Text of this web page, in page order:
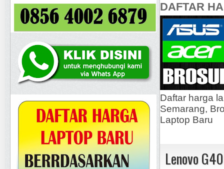
DAFTAR
Daftar harga
Semarang,
Laptop Baru
Lenovo